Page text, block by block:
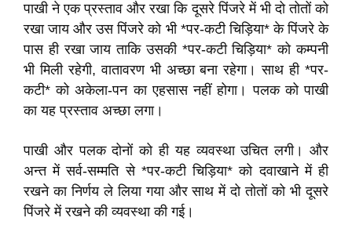
पाखी ने एक प्रस्ताव और रखा कि दूसरे पिंजरे में भी दो तोतों को
रखा जाय और उस पिंजरे को भी *पर-कटी चिड़िया* के पिंजरे के
पास ही रखा जाय ताकि उसकी *पर-कटी चिड़िया* को कम्पनी
भी मिली रहेगी, वातावरण भी अच्छा बना रहेगा। साथ ही *पर-
कटी* को अकेला-पन का एहसास नहीं होगा। पलक को पाखी
का यह प्रस्ताव अच्छा लगा।
पाखी और पलक दोनों को ही यह व्यवस्था उचित लगी। और
अन्त में सर्व-सम्मति से *पर-कटी चिड़िया* को दवाखाने में ही
रखने का निर्णय ले लिया गया और साथ में दो तोतों को भी दूसरे
पिंजरे में रखने की व्यवस्था की गई।